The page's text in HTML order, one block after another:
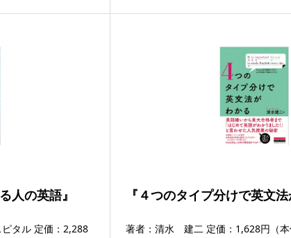
人の英語』
タル 定価：2,288
『４つのタイプ分けで英文法
著者：清水 建二 定価：1,628円（